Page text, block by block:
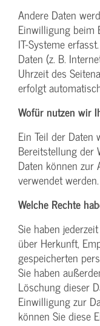
Andere Daten
Einwilligung beim
IT-Systeme
Daten (z. B.
Uhrzeit des
erfolgt
Wofür nutzen wir
Ein Teil der
Bereitstellung der
Daten können zur
verwendet werden.
Welche Rechte
Sie haben
über Herkunft,
gespeicherten
Sie haben
Löschung dieser
Einwilligung zur
können Sie diese